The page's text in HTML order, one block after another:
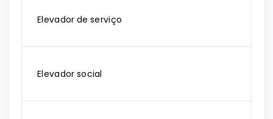
Elevador de serviço
Elevador social